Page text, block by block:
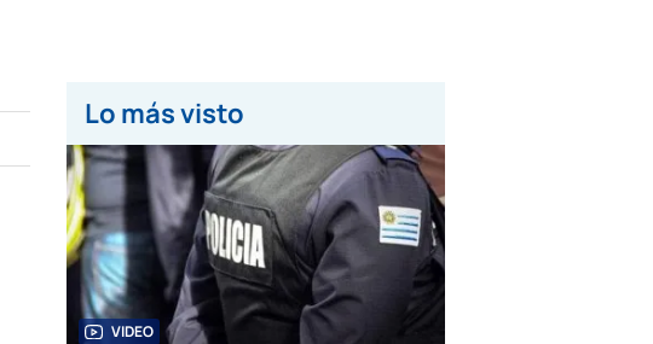
Lo más visto
VIDEO